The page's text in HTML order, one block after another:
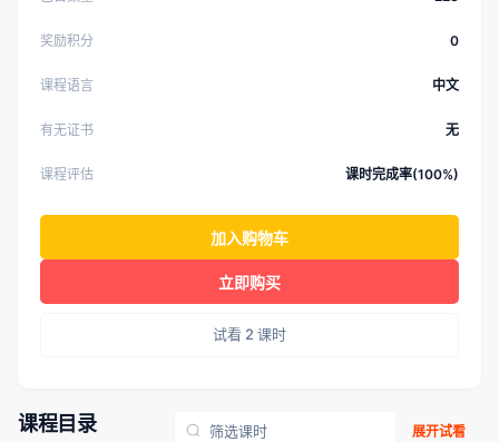
奖励积分 0
课程语言 中文
有无证书 无
课程评估 课时完成率(100%)
加入购物车
立即购买
试看 2 课时
课程目录 展开试看